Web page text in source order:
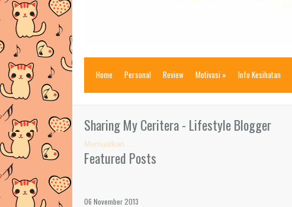
Home Personal Review Motivasi » Info Kesihatan
Sharing My Ceritera - Lifestyle Blogger
Memuatkan ...
Featured Posts
06 November 2013